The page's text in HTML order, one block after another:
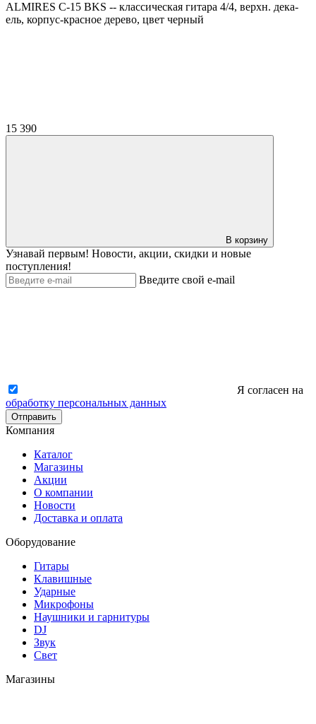
ALMIRES C-15 BKS -- классическая гитара 4/4, верхн. дека-
ель, корпус-красное дерево, цвет черный
15 390
В корзину
Узнавай первым! Новости, акции, скидки и новые
поступления!
Введите свой e-mail
Я согласен на
обработку персональных данных
Отправить
Компания
Каталог
Магазины
Акции
О компании
Новости
Доставка и оплата
Оборудование
Гитары
Клавишные
Ударные
Микрофоны
Наушники и гарнитуры
DJ
Звук
Свет
Магазины